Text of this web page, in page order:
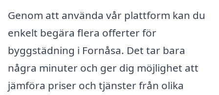
Genom att använda vår plattform kan du
enkelt begära flera offerter för
byggstädning i Fornåsa. Det tar bara
några minuter och ger dig möjlighet att
jämföra priser och tjänster från olika